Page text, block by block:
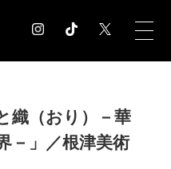
ラム記事
織（おり）－華
－」／根津美術